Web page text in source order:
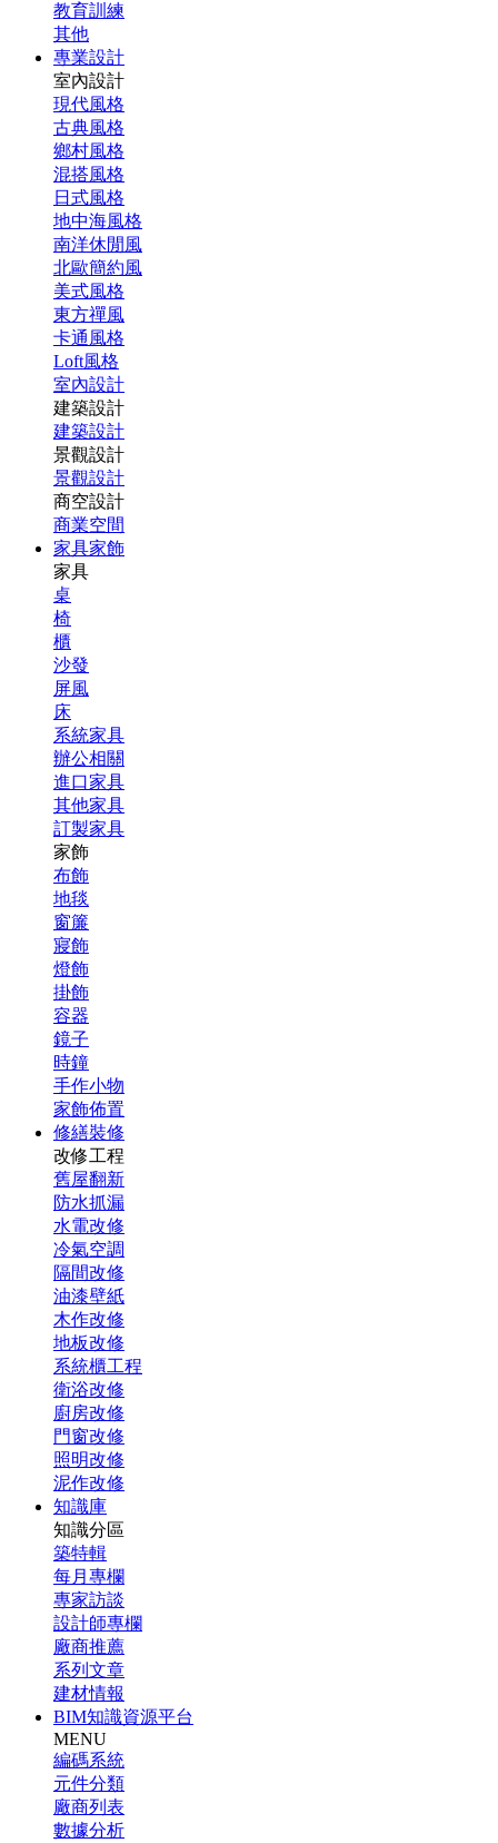
教育訓練
其他
專業設計
室內設計
現代風格
古典風格
鄉村風格
混搭風格
日式風格
地中海風格
南洋休閒風
北歐簡約風
美式風格
東方禪風
卡通風格
Loft風格
室內設計
建築設計
建築設計
景觀設計
景觀設計
商空設計
商業空間
家具家飾
家具
桌
椅
櫃
沙發
屏風
床
系統家具
辦公相關
進口家具
其他家具
訂製家具
家飾
布飾
地毯
窗簾
寢飾
燈飾
掛飾
容器
鏡子
時鐘
手作小物
家飾佈置
修繕裝修
改修工程
舊屋翻新
防水抓漏
水電改修
冷氣空調
隔間改修
油漆壁紙
木作改修
地板改修
系統櫃工程
衛浴改修
廚房改修
門窗改修
照明改修
泥作改修
知識庫
知識分區
築特輯
每月專欄
專家訪談
設計師專欄
廠商推薦
系列文章
建材情報
BIM知識資源平台
MENU
編碼系統
元件分類
廠商列表
數據分析